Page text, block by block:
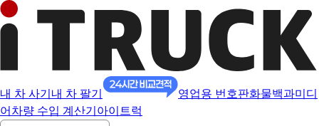
내 차 사기 내 차 팔기 영업용 번호판화물백과미디
어 차량 수입 계산기 아이트럭